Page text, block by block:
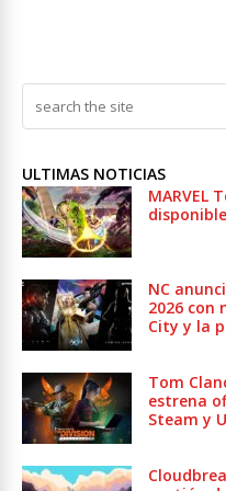
ULTIMAS NOTICIAS
MARVEL
NC
2026 con
City y la
Tom
estrena
Steam y